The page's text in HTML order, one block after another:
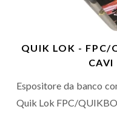
QUIK LOK - FPC/
CAVI
Espositore da banco
Quik Lok FPC/